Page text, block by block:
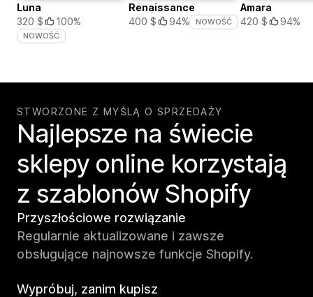
Luna
320 $
100%
NOWOŚĆ
Renaissance
400 $
94% NOWOŚĆ
Amara
420 $
94%
STWORZONE Z MYŚLĄ O SPRZEDAŻY
Najlepsze na świecie
sklepy online korzystają
z szablonów Shopify
Przyszłościowe rozwiązanie
Regularnie aktualizowane i zawsze
obsługujące najnowsze funkcje Shopify.
Wypróbuj, zanim kupisz